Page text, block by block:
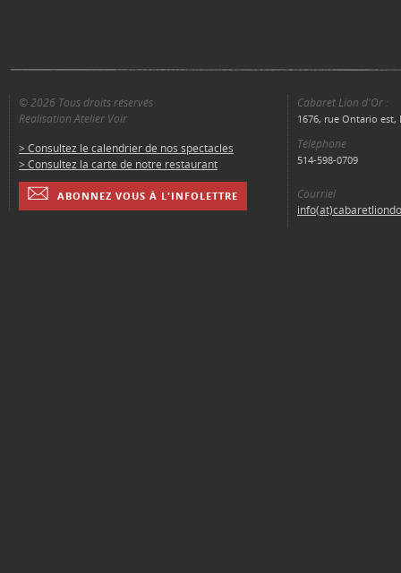
© 2026 Tous droits réservés
Réalisation Atelier Voir
> Consultez le calendrier de nos spectacles
> Consultez la carte de notre restaurant
ABONNEZ VOUS À L'INFOLETTRE
Cabaret Lion d'Or :
1676, rue Ontario est,
Téléphone
514-598-0709
Courriel